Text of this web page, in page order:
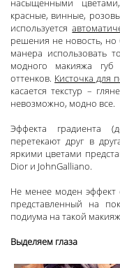
насыщенными
красные, винные,
используется
решения не новость, но
манера использовать
модного макияжа
оттенков. Кисточка для
касается текстур –
невозможно, модно все.
Эффекта градиента
перетекают друг в
яркими цветами
Dior и JohnGalliano.
Не менее моден эффект
представленный на
подиума на такой
Выделяем глаза